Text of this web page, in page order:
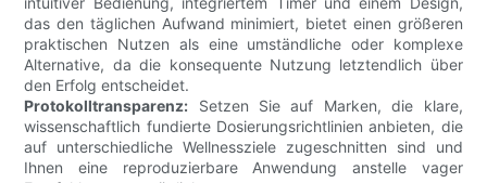
das den täglichen Aufwand minimiert, bietet einen größeren
praktischen Nutzen als eine umständliche oder komplexe
Alternative, da die konsequente Nutzung letztendlich über
den Erfolg entscheidet.
Protokolltransparenz: Setzen Sie auf Marken, die klare,
wissenschaftlich fundierte Dosierungsrichtlinien anbieten, die
auf unterschiedliche Wellnessziele zugeschnitten sind und
Ihnen eine reproduzierbare Anwendung anstelle vager